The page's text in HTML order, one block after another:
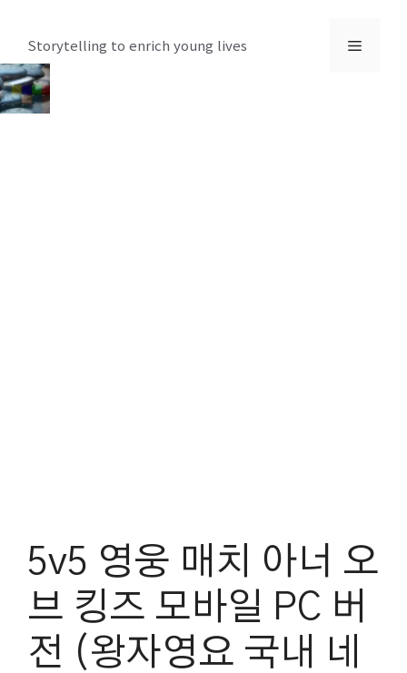
츠
로
건
Storytelling to enrich young lives 메
5v5 영웅 매치 아너 오
브 킹즈 모바일 PC 버
전 (왕자영요 국내 네